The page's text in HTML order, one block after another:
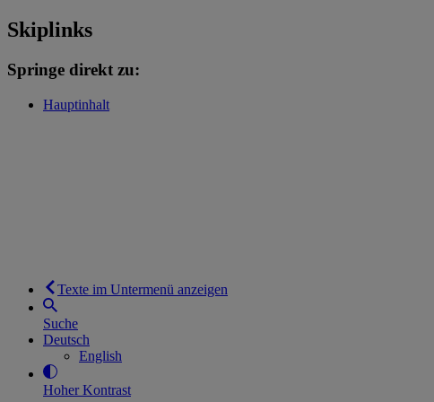
Skiplinks
Springe direkt zu:
Hauptinhalt
Texte im Untermenü anzeigen
Suche
Deutsch
English
Hoher Kontrast